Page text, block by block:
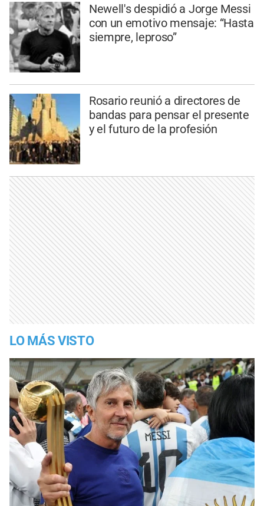
Newell's despidió a Jorge Messi
con un emotivo mensaje: “Hasta
siempre, leproso”
Rosario reunió a directores de
bandas para pensar el presente
y el futuro de la profesión
LO MÁS VISTO